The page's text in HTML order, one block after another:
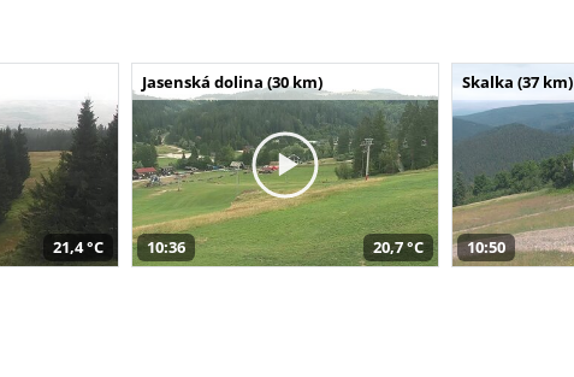
21,4 °C
Jasenská dolina (30 km)
10:36 20,7 °C
Skalka (37 km)
10:50